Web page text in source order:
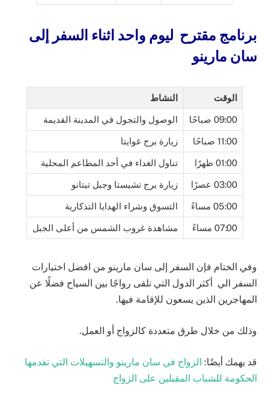
برنامج مقترح ليوم واحد اثناء السفر إلى
سان مارينو
الوقت النشاط
09:00 صباحًا الوصول والتجول في المدينة القديمة
11:00 صباحًا زيارة برج غوايتا
01:00 ظهرًا تناول الغداء في أحد المطاعم المحلية
03:00 عصرًا زيارة برج تشيستا وجبل تيتانو
05:00 مساءً التسوق وشراء الهدايا التذكارية
07:00 مساءً مشاهدة غروب الشمس من أعلى الجبل
وفي الختام فإن السفر إلى سان مارينو من افضل اختيارات
السفر الي أكثر الدول التي تلقى رواجًا بين السياح فضلًا عن
المهاجرين الذين يسعون للإقامة فيها.
وذلك من خلال طرق متعددة كالزواج أو العمل.
قد يهمك أيضًا: الزواج في سان مارينو والتسهيلات التي تقدمها
الحكومة للشباب المقبلين على الزواج